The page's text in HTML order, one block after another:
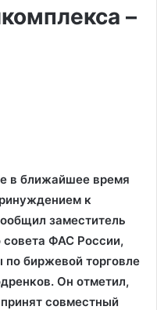
–
в ближайшее время
к
заместитель
совета ФАС России,
по биржевой торговле
Он отметил,
совместный